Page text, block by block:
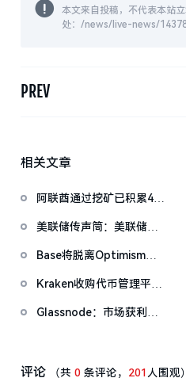
本文来自投稿，不代表本站
处：/news/live-news/
PREV
相关文章
阿联酋通过挖矿已积累4.5
美联储传声筒：美联储纪
表，反映其对通胀路径信
心减弱
Base将脱离Optimism生
栈
Kraken收购代币管理平台
版图
Glassnode：市场获利了
评论 （共0 条评论， 201 人围观）